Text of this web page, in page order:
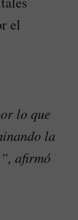
el
lo que
la
”, afirmó